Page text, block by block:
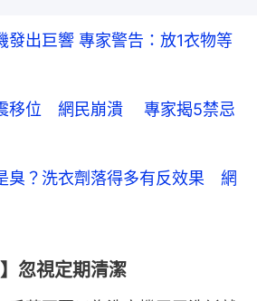
發出巨響 專家警告：放1衣物等
移位 網民崩潰 專家揭5禁忌
臭？洗衣劑落得多有反效果 網
忽視定期清潔